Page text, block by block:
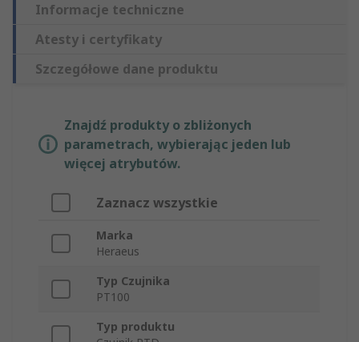
Informacje techniczne
Atesty i certyfikaty
Szczegółowe dane produktu
Znajdź produkty o zbliżonych
parametrach, wybierając jeden lub
więcej atrybutów.
Zaznacz wszystkie
Marka
Heraeus
Typ Czujnika
PT100
Typ produktu